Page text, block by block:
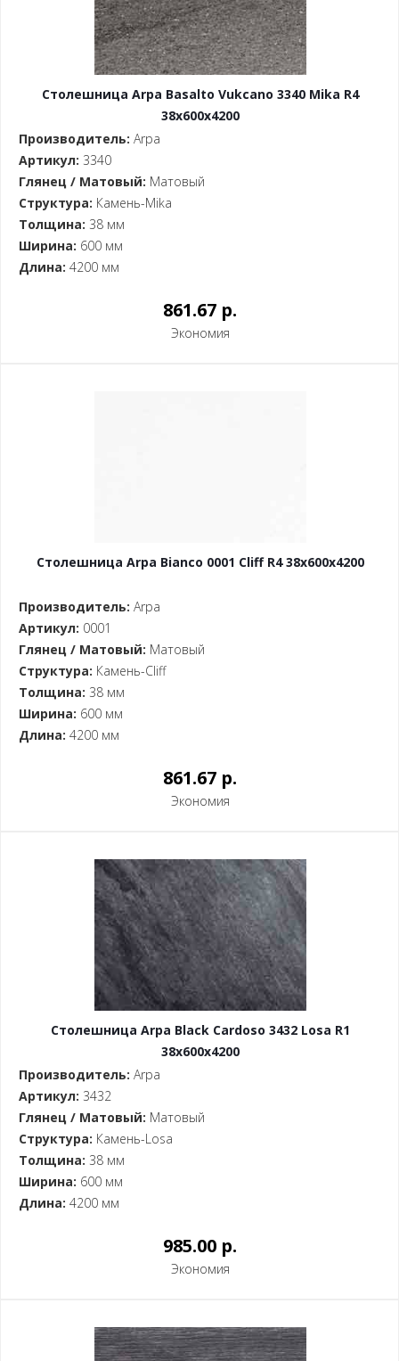
Столешница Arpa Basalto Vukcano 3340 Mika R4
38x600x4200
Производитель: Arpa
Артикул: 3340
Глянец / Матовый: Матовый
Структура: Камень-Mika
Толщина: 38 мм
Ширина: 600 мм
Длина: 4200 мм
861.67 p.
Экономия
Столешница Arpa Bianco 0001 Cliff R4 38x600x4200
Производитель: Arpa
Артикул: 0001
Глянец / Матовый: Матовый
Структура: Камень-Cliff
Толщина: 38 мм
Ширина: 600 мм
Длина: 4200 мм
861.67 p.
Экономия
Столешница Arpa Black Cardoso 3432 Losa R1
38x600x4200
Производитель: Arpa
Артикул: 3432
Глянец / Матовый: Матовый
Структура: Камень-Losa
Толщина: 38 мм
Ширина: 600 мм
Длина: 4200 мм
985.00 p.
Экономия